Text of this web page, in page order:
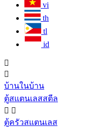
vi
th
tl
id


บ้านในบ้าน
ตู้สแตนเลสสตีล
 
ตู้ครัวสแตนเลส